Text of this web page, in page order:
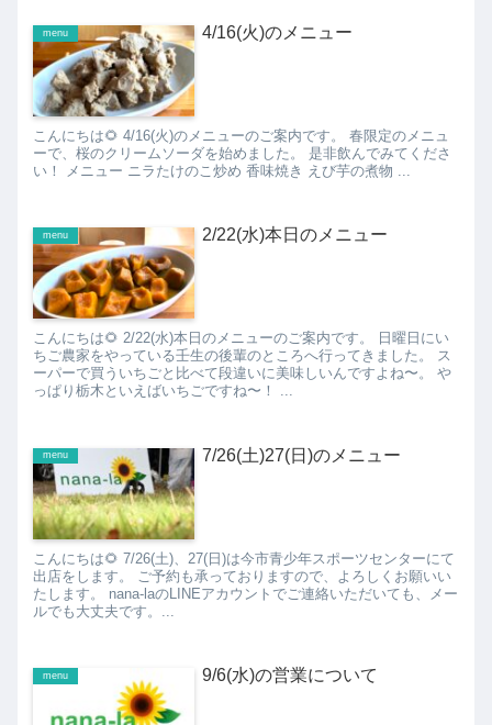
menu 4/16(火)のメニュー
こんにちは🌻 4/16(火)のメニューのご案内です。 春限定のメニュ
ーで、桜のクリームソーダを始めました。 是非飲んでみてくださ
い！ メニュー ニラたけのこ炒め 香味焼き えび芋の煮物 ...
menu 2/22(水)本日のメニュー
こんにちは🌻 2/22(水)本日のメニューのご案内です。 日曜日にい
ちご農家をやっている壬生の後輩のところへ行ってきました。 ス
ーパーで買ういちごと比べて段違いに美味しいんですよね〜。 や
っぱり栃木といえばいちごですね〜！ ...
menu 7/26(土)27(日)のメニュー
こんにちは🌻 7/26(土)、27(日)は今市青少年スポーツセンターにて
出店をします。 ご予約も承っておりますので、よろしくお願いい
たします。 nana-laのLINEアカウントでご連絡いただいても、メー
ルでも大丈夫です。...
menu 9/6(水)の営業について